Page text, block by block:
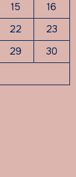
15
16
22
23
29
30